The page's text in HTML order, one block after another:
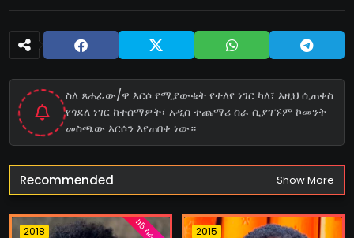
ስለ ጸሐፊው/ዋ እርሶ የሚያውቁት የተለየ ነገር ካለ፣ እዚህ ሲጠቀስ
የጎደለ ነገር ከተሰማዎት፣ አዲስ ተጨማሪ ስራ ሲያገኙም ኮመንት
መስጫው እርሶን እየጠበቀ ነው።
Recommended Show More
2018 2015